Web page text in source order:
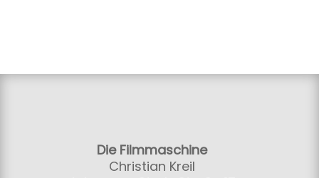
Die Filmmaschine
Christian Kreil